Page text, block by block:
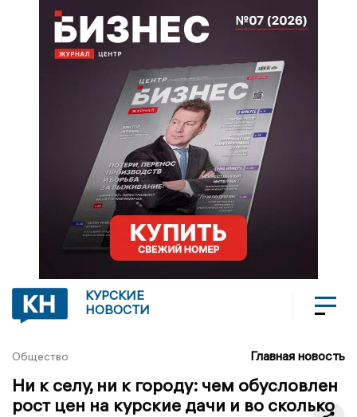
КУРСКИЕ
НОВОСТИ
Общество Главная новость
Ни к селу, ни к городу: чем обусловлен
рост цен на курские дачи и во сколько